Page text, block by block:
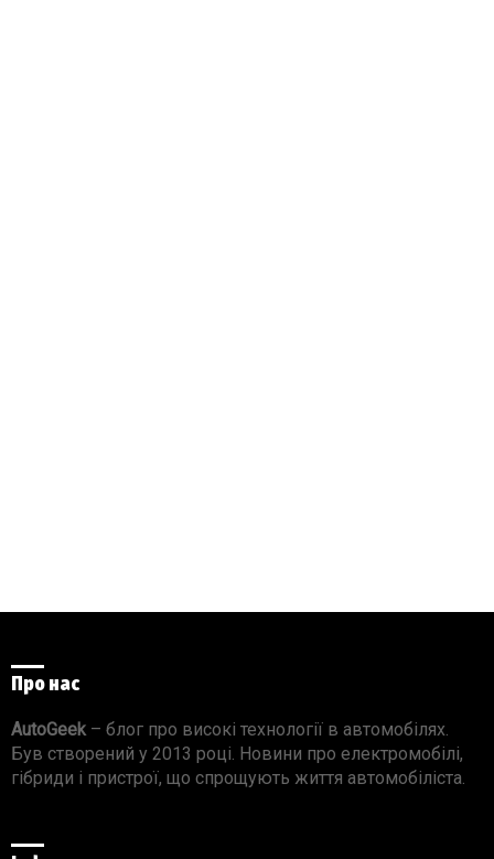
Про нас
AutoGeek– блог про високі технології в автомобілях.
Був створений у 2013 році. Новини про електромобілі,
гібриди і пристрої, що спрощують життя автомобіліста.